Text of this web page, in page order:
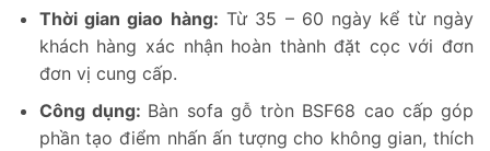
Thời gian giao hàng: Từ 35 – 60 ngày kể từ ngày
khách hàng xác nhận hoàn thành đặt cọc với đơn
đơn vị cung cấp.
Công dụng: Bàn sofa gỗ tròn BSF68 cao cấp góp
phần tạo điểm nhấn ấn tượng cho không gian, thích